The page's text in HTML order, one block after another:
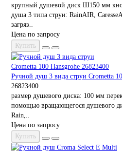
крупный душевой диск Ш150 мм
душа 3 типа струи: RainAIR,
загряз..
Цена по запросу
Купить
Ручной душ 3 вида струи Crometta
26823400
размер душевого диска: 100 мм
помощью вращающегося душевого
Rain,..
Цена по запросу
Купить